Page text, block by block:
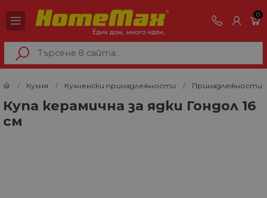
0
Кухня Кухненски принадлежности Принадлежности
Купа керамична за ядки Гондол 16
см